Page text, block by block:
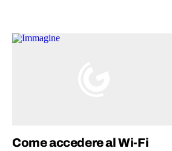
Come accedere al Wi-Fi